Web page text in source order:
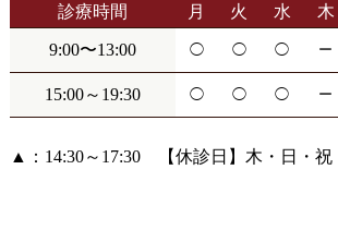
診療時間 月 火 水 木
9:00〜13:00 ◯ ◯ ◯ ー
15:00～19:30 ◯ ◯ ◯ ー
▲：14:30～17:30 【休診日】木・日・祝